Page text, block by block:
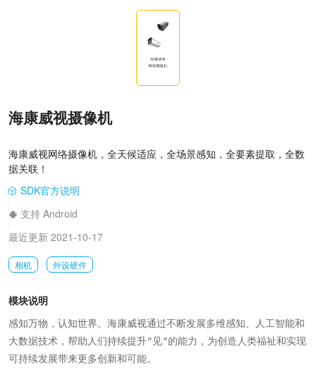
海康威视摄像机
海康威视网络摄像机，全天候适应，全场景感知，全要素提取，全数
据关联！
SDK官方说明
支持 Android
最近更新 2021-10-17
相机 外设硬件
模块说明
感知万物，认知世界。海康威视通过不断发展多维感知、人工智能和
大数据技术，帮助人们持续提升"见"的能力，为创造人类福祉和实现
可持续发展带来更多创新和可能。